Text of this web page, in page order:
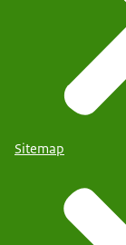
Sitemap